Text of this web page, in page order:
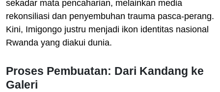
sekadar mata pencaharian, melainkan media
rekonsiliasi dan penyembuhan trauma pasca-perang.
Kini, Imigongo justru menjadi ikon identitas nasional
Rwanda yang diakui dunia.
Proses Pembuatan: Dari Kandang ke
Galeri